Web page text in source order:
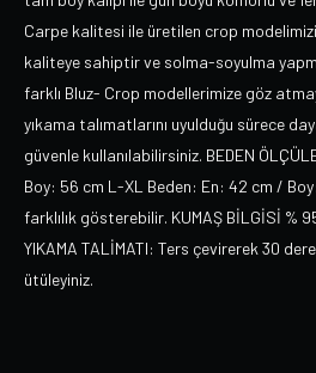
Carpe kalitesi ile üretilen crop
kaliteye sahiptir ve solma-soyulma
farklı Bluz- Crop modellerimize göz
yıkama talımatlarını uyulduğu sürece
güvenle kullanılabilirsiniz. BEDEN
Boy: 56 cm L-XL Beden: En: 42 cm /
farklılık gösterebilir. KUMAŞ BİLGİSİ %
YIKAMA TALİMATI: Ters çevirerek 30
ütüleyiniz.